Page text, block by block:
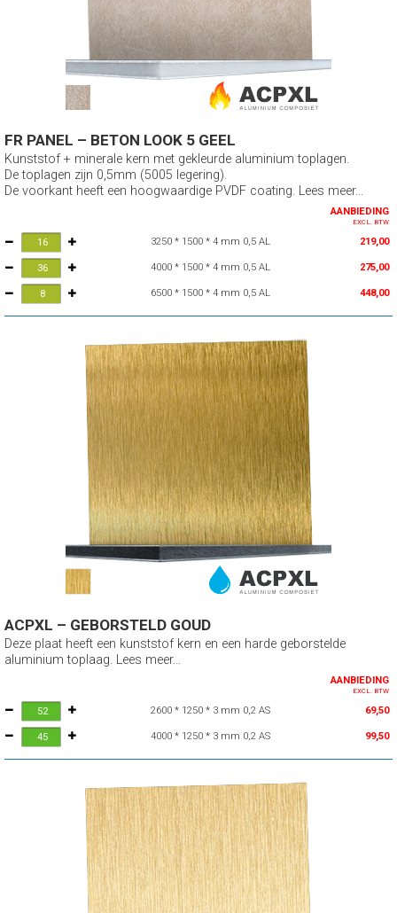
FR PANEL – BETON LOOK 5 GEEL
Kunststof + minerale kern met gekleurde aluminium toplagen.
De toplagen zijn 0,5mm (5005 legering).
De voorkant heeft een hoogwaardige PVDF coating. Lees meer...
AANBIEDING
EXCL. BTW
3250 * 1500 * 4 mm 0,5 AL 219,00
4000 * 1500 * 4 mm 0,5 AL 275,00
6500 * 1500 * 4 mm 0,5 AL 448,00
ACPXL – GEBORSTELD GOUD
Deze plaat heeft een kunststof kern en een harde geborstelde
aluminium toplaag. Lees meer...
AANBIEDING
EXCL. BTW
2600 * 1250 * 3 mm 0,2 AS 69,50
4000 * 1250 * 3 mm 0,2 AS 99,50